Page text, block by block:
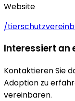
Website
/
Interessiert an
Kontaktieren Sie
Adoption zu
vereinbaren.